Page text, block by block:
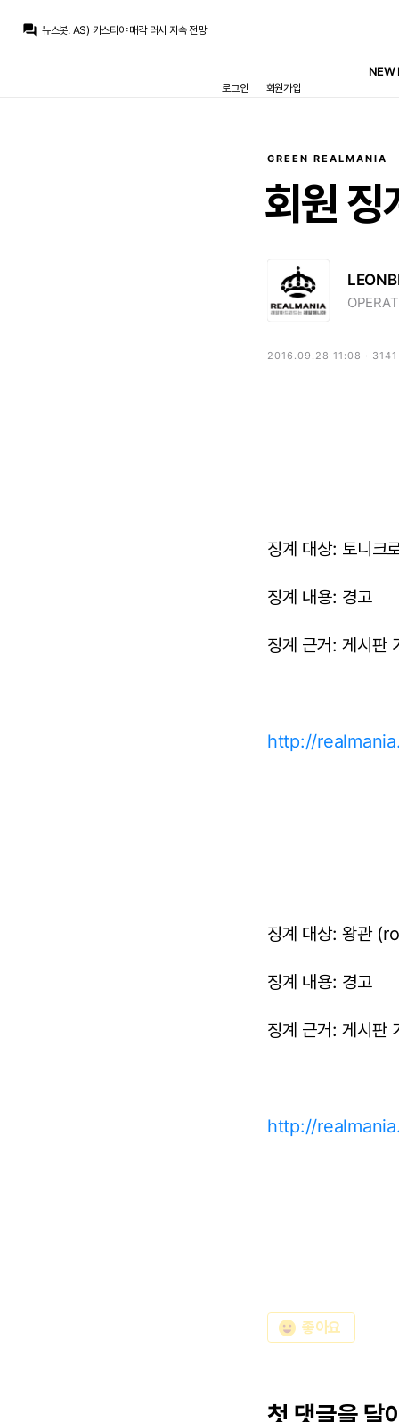
question_answer 뉴스봇: AS) 카스티야 매각 러시 지속 전망
이미 시티쪽으로 많이 기울어진 상황이기도 하구요
무리뉴 또 스쿼드 얘기네 ㅋㅋ 페네르바체에서도 20인 맞춘다니 성격 못버림
NEW
로그인 회원가입
GREEN REALMANIA
회원 징
2016.09.28 11:08 · 3141
징계 대상: 토니
징계 내용: 경고
징계 근거: 게시판
http://
징계 대상: 왕관
징계 내용: 경고
징계 근거: 게시판
http://
emoji_emotions 좋아요
첫 댓글을 달